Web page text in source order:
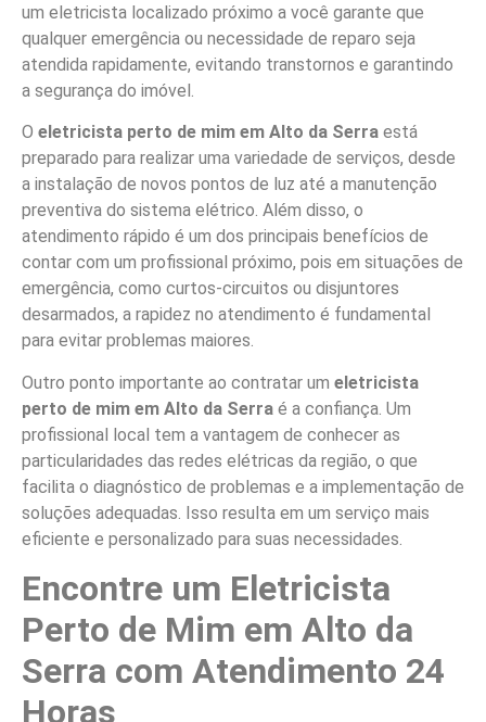
um eletricista localizado próximo a você garante que
qualquer emergência ou necessidade de reparo seja
atendida rapidamente, evitando transtornos e garantindo
a segurança do imóvel.
O eletricista perto de mim em Alto da Serra está
preparado para realizar uma variedade de serviços, desde
a instalação de novos pontos de luz até a manutenção
preventiva do sistema elétrico. Além disso, o
atendimento rápido é um dos principais benefícios de
contar com um profissional próximo, pois em situações de
emergência, como curtos-circuitos ou disjuntores
desarmados, a rapidez no atendimento é fundamental
para evitar problemas maiores.
Outro ponto importante ao contratar um eletricista
perto de mim em Alto da Serra é a confiança. Um
profissional local tem a vantagem de conhecer as
particularidades das redes elétricas da região, o que
facilita o diagnóstico de problemas e a implementação de
soluções adequadas. Isso resulta em um serviço mais
eficiente e personalizado para suas necessidades.
Encontre um Eletricista
Perto de Mim em Alto da
Serra com Atendimento 24
Horas